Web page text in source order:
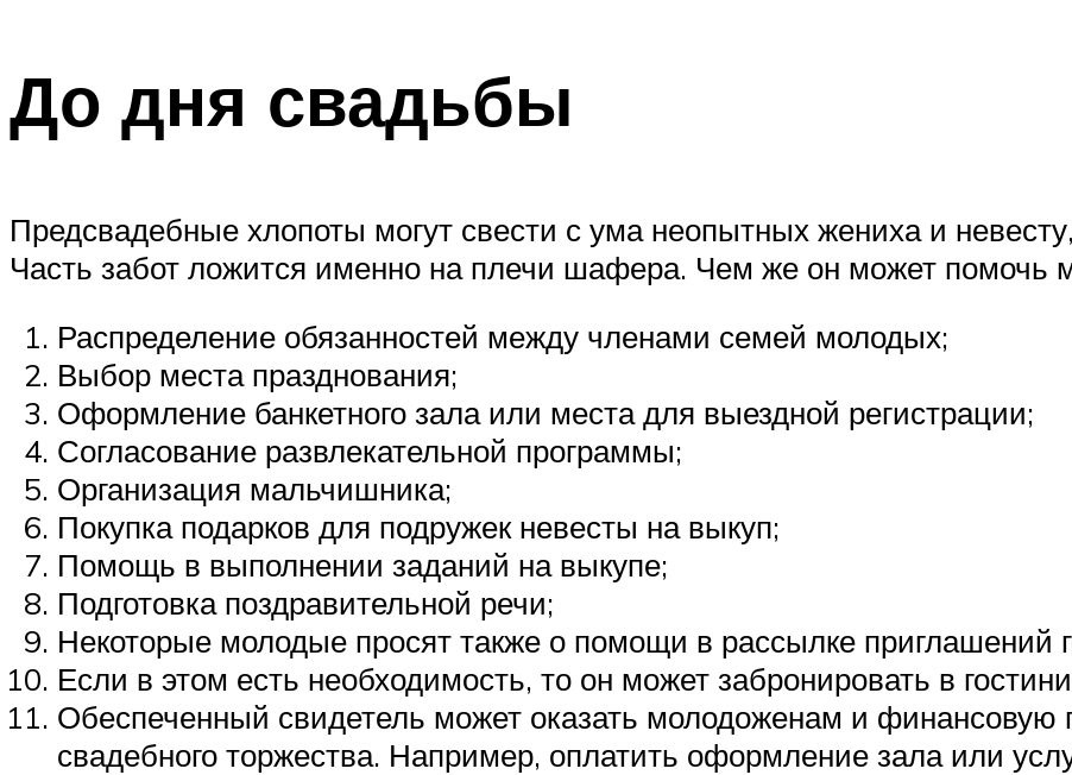
До дня свадьбы
Предсвадебные хлопоты могут свести с ума неопытных жениха и
Часть забот ложится именно на плечи шафера. Чем же он может помочь
Распределение обязанностей между членами семей молодых;
Выбор места празднования;
Оформление банкетного зала или места для выездной регистрации;
Согласование развлекательной программы;
Организация мальчишника;
Покупка подарков для подружек невесты на выкуп;
Помощь в выполнении заданий на выкупе;
Подготовка поздравительной речи;
Некоторые молодые просят также о помощи в рассылке приглашений
Если в этом есть необходимость, то он может забронировать в
Обеспеченный свидетель может оказать молодоженам и финансовую
свадебного торжества. Например, оплатить оформление зала или